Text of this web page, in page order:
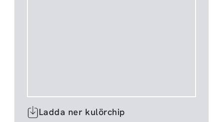
Ladda ner kulörchip